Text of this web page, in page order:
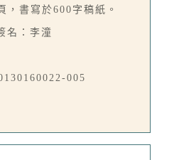
，書寫於600字稿紙。
名：李潼
005